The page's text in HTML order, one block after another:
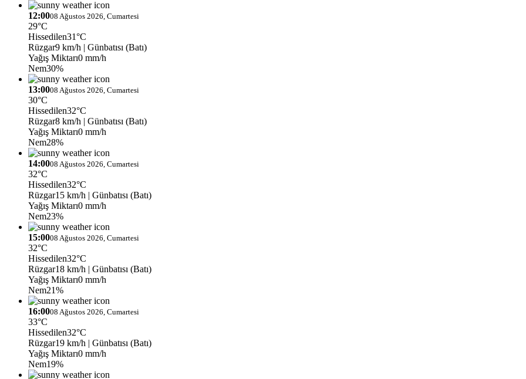
12:0008 Ağustos 2026, Cumartesi
29°C
Hissedilen31°C
Rüzgar9 km/h | Günbatısı (Batı)
Yağış Miktarı0 mm/h
Nem30%
13:0008 Ağustos 2026, Cumartesi
30°C
Hissedilen32°C
Rüzgar8 km/h | Günbatısı (Batı)
Yağış Miktarı0 mm/h
Nem28%
14:0008 Ağustos 2026, Cumartesi
32°C
Hissedilen32°C
Rüzgar15 km/h | Günbatısı (Batı)
Yağış Miktarı0 mm/h
Nem23%
15:0008 Ağustos 2026, Cumartesi
32°C
Hissedilen32°C
Rüzgar18 km/h | Günbatısı (Batı)
Yağış Miktarı0 mm/h
Nem21%
16:0008 Ağustos 2026, Cumartesi
33°C
Hissedilen32°C
Rüzgar19 km/h | Günbatısı (Batı)
Yağış Miktarı0 mm/h
Nem19%